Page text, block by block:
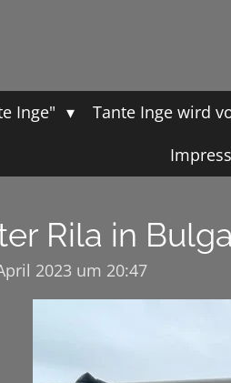
Inge" Tante Inge wird
Rila in
2023 um 20:47